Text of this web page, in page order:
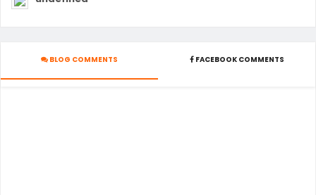
BLOG COMMENTS FACEBOOK COMMENTS